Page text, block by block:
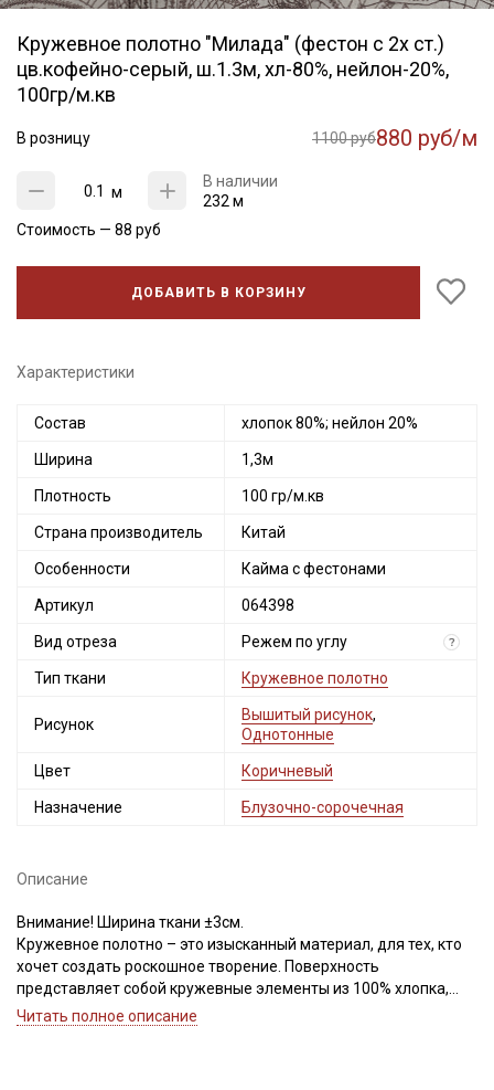
Кружевное полотно "Милада" (фестон с 2х ст.)
цв.кофейно-серый, ш.1.3м, хл-80%, нейлон-20%,
100гр/м.кв
В розницу 1100 руб880 руб/м
м
В наличии
232 м
Стоимость — 88 руб
ДОБАВИТЬ В КОРЗИНУ
Характеристики
Состав хлопок 80%; нейлон 20%
Ширина 1,3м
Плотность 100 гр/м.кв
Страна производитель Китай
Особенности Кайма с фестонами
Артикул 064398
Вид отреза Режем по углу ?
Тип ткани Кружевное полотно
Рисунок
Вышитый рисунок,
Однотонные
Цвет Коричневый
Назначение Блузочно-сорочечная
Описание
Внимание! Ширина ткани ±3см.
Кружевное полотно – это изысканный материал, для тех, кто
хочет создать роскошное творение. Поверхность
представляет собой кружевные элементы из 100% хлопка,
вышитые на тончайшем, едва заметном нейлоне, хорошо
Читать полное описание